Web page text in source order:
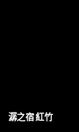
潺之宿 紅竹